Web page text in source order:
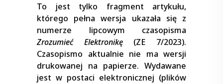
To jest tylko fragment artykułu,
którego pełna wersja ukazała się z
numerze lipcowym czasopisma
Zrozumieć Elektronikę(ZE 7/2023).
Czasopismo aktualnie nie ma wersji
drukowanej na papierze. Wydawane
jest w postaci elektronicznej (plików